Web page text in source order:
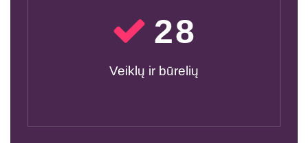
30
Veiklų ir būrelių